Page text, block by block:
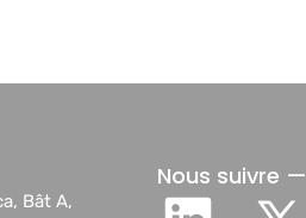
Bât A,
Nous suivre —